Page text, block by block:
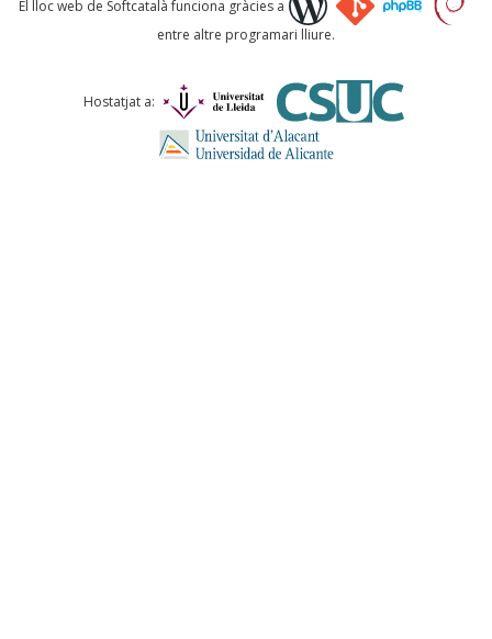
Comentari *
El lloc web de Softcatalà funciona gràcies a
entre altre programari lliure.
Hostatjat a: